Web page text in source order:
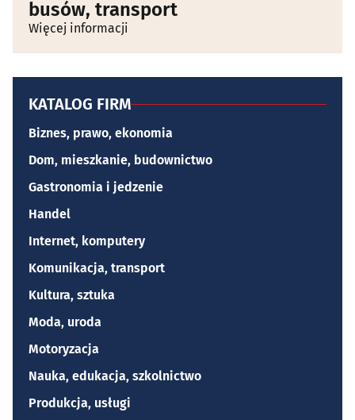
busów, transport
Więcej informacji
KATALOG FIRM
Biznes, prawo, ekonomia
Dom, mieszkanie, budownictwo
Gastronomia i jedzenie
Handel
Internet, komputery
Komunikacja, transport
Kultura, sztuka
Moda, uroda
Motoryzacja
Nauka, edukacja, szkolnictwo
Produkcja, usługi